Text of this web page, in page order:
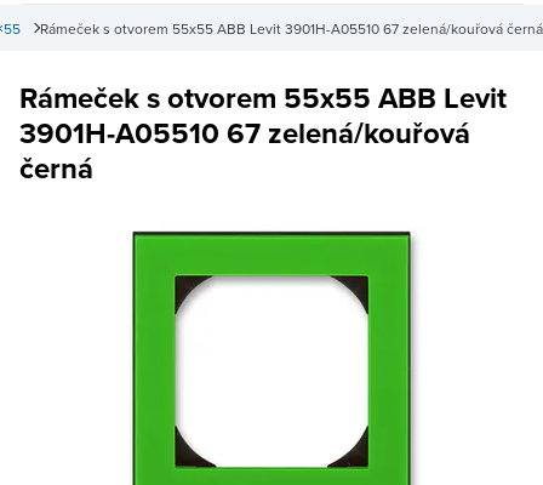
Rámeček s otvorem 55x55 ABB Levit 3901H-A05510 67 zelená/kouřová černá
Rámeček s otvorem 55x55 ABB Levit
3901H-A05510 67 zelená/kouřová
černá